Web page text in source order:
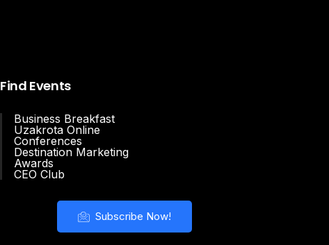
Find Events
Business Breakfast
Uzakrota Online
Conferences
Destination Marketing
Awards
CEO Club
Subscribe Now!